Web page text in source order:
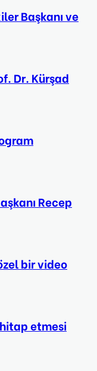
Başkanı ve
Dr. Kürşad
Recep
bir video
etmesi